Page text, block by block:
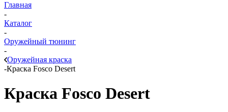
Главная
-
Каталог
-
Оружейный тюнинг
-
Оружейная краска
-Краска Fosco Desert
Краска Fosco Desert